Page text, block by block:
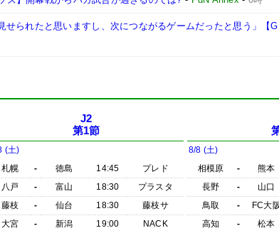
られたと思いますし、次につながるゲームだったと思う」【G
J2
第1節
(土)
札幌
- 徳島 14:45
プレド
八戸
- 富山 18:30
プラスタ
藤枝
- 仙台 18:30
藤枝サ
大宮
- 新潟 19:00
NACK
8/8 (土)
相模原
- 熊本
長野
- 山口
鳥取
- FC大阪
高知
- 松本